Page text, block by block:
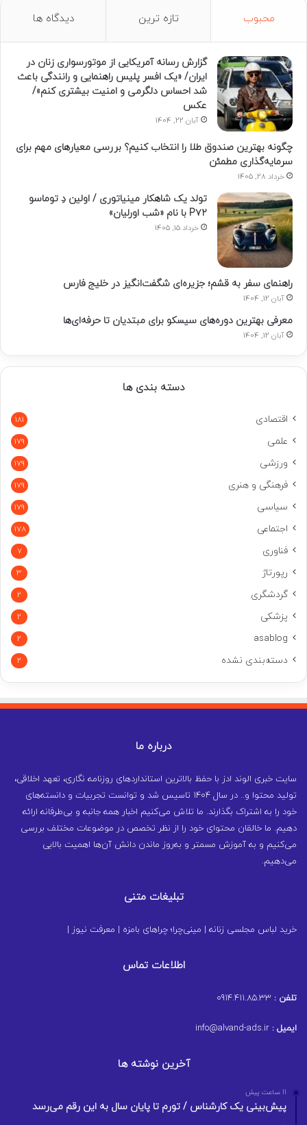
محبوب تازه ترین دیدگاه ها
گزارش رسانه آمریکایی از موتورسواری زنان در
ایران/ «یک افسر پلیس راهنمایی و رانندگی باعث
شد احساس دلگرمی و امنیت بیشتری کنم»/
عکس
آبان 22, 1404
چگونه بهترین صندوق طلا را انتخاب کنیم؟ بررسی معیارهای مهم برای
سرمایه‌گذاری مطمئن
خرداد 28, 1405
تولد یک شاهکار مینیاتوری / اولین دِ توماسو
P۷۲ با نام «شب اورلیان»
خرداد 15, 1405
راهنمای سفر به قشم؛ جزیره‌ای شگفت‌انگیز در خلیج فارس
آبان 12, 1404
معرفی بهترین دوره‌های سیسکو برای مبتدیان تا حرفه‌ای‌ها
آبان 12, 1404
دسته بندی ها
اقتصادی 181
علمی 179
ورزشی 179
فرهنگی و هنری 179
سیاسی 179
اجتماعی 178
فناوری 7
رپورتاژ 3
گردشگری 2
پزشکی 2
asablog
2
دسته‌بندی نشده 2
درباره ما
سایت خبری الوند ادز با حفظ بالاترین استانداردهای روزنامه نگاری، تعهد اخلاقی،
تولید محتوا و.. در سال ۱۴۰۴ تاسیس شد و توانست تجربیات و دانسته‌های
خود را به اشتراک بگذارند. ما تلاش می‌کنیم اخبار همه جانبه و بی‌طرفانه ارائه
دهیم. ما خالقان محتوای خود را از نظر تخصص در موضوعات مختلف بررسی
می‌کنیم و به آموزش مسمتر و به‌روز ماندن دانش آن‌ها اهمیت بالایی
می‌دهیم.
تبلیغات متنی
خرید لباس مجلسی زنانه | مینی‌چرا؛ چراهای بامزه | معرفت نیوز |
اطلاعات تماس
تلفن :
ایمیل :
آخرین نوشته ها
11 ساعت پیش
پیش‌بینی یک کارشناس / تورم تا پایان سال به این رقم می‌رسد